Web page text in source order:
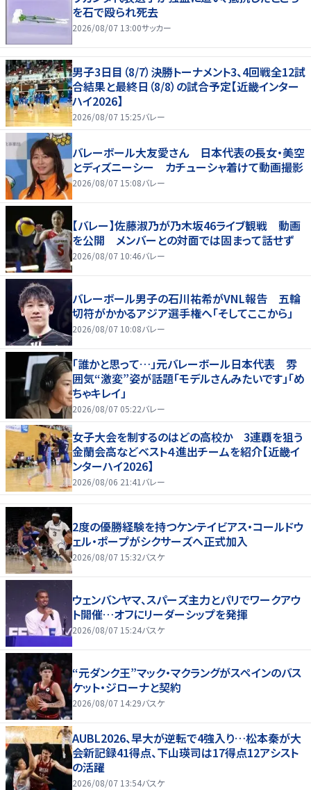
を石で殴られ死去
2026/08/07 13:00サッカー
男子3日目（8/7）決勝トーナメント3、4回戦全12試
合結果と最終日（8/8）の試合予定【近畿インター
ハイ2026】
2026/08/07 15:25バレー
バレーボール大友愛さん 日本代表の長女・美空
とディズニーシー カチューシャ着けて動画撮影
2026/08/07 15:08バレー
【バレー】佐藤淑乃が乃木坂46ライブ観戦 動画
を公開 メンバーとの対面では固まって話せず
2026/08/07 10:46バレー
バレーボール男子の石川祐希がVNL報告 五輪
切符がかかるアジア選手権へ「そしてここから」
2026/08/07 10:08バレー
「誰かと思って…」元バレーボール日本代表 雰
囲気“激変”姿が話題「モデルさんみたいです」「め
ちゃキレイ」
2026/08/07 05:22バレー
女子大会を制するのはどの高校か 3連覇を狙う
金蘭会高などベスト４進出チームを紹介【近畿イ
ンターハイ2026】
2026/08/06 21:41 バレー
2度の優勝経験を持つケンテイビアス・コールドウ
ェル・ポープがシクサーズへ正式加入
2026/08/07 15:32バスケ
ウェンバンヤマ、スパーズ主力とパリでワークアウ
ト開催…オフにリーダーシップを発揮
2026/08/07 15:24バスケ
“元ダンク王”マック・マクラングがスペインのバス
ケット・ジローナと契約
2026/08/07 14:29バスケ
AUBL2026、早大が逆転で4強入り…松本秦が大
会新記録41得点、下山瑛司は17得点12アシスト
の活躍
2026/08/07 13:54バスケ